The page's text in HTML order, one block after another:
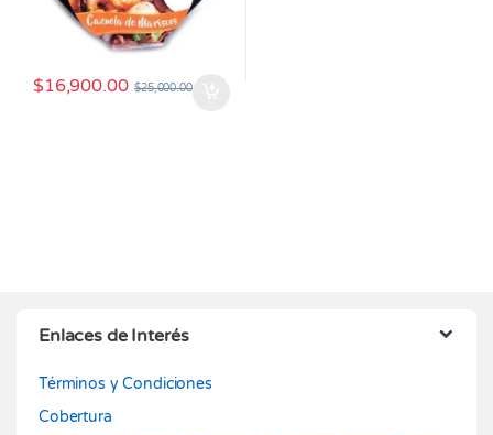
$16,900.00 $25,000.00
Enlaces de Interés
Términos y Condiciones
Cobertura